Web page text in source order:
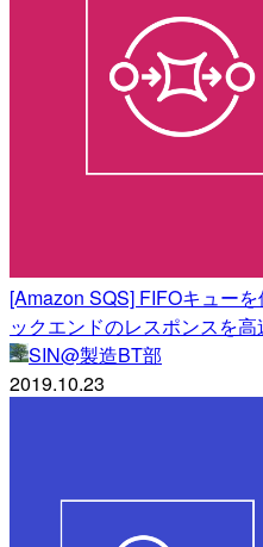
[Amazon SQS] FIFOキュー
ックエンドのレスポンスを高
SIN@製造BT部
2019.10.23